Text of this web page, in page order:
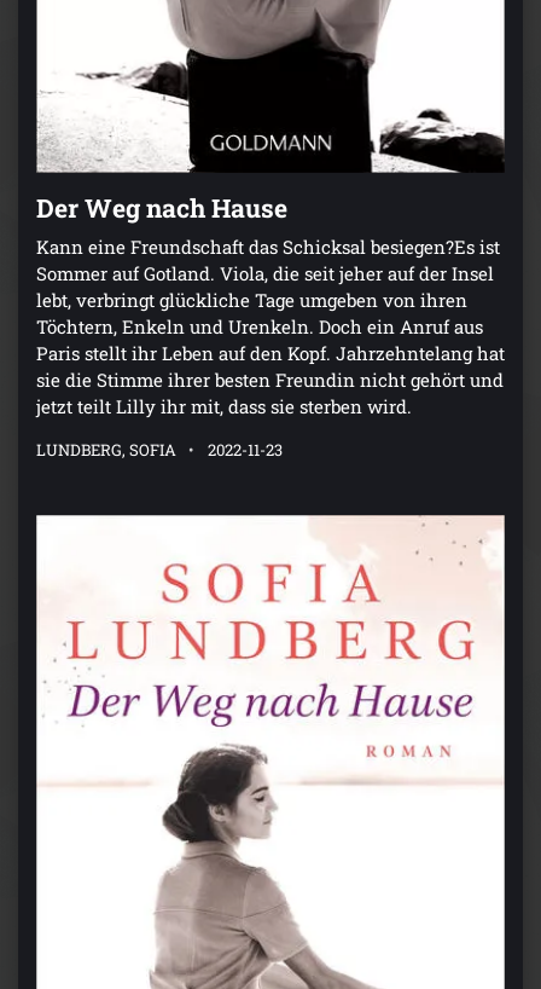
Der Weg nach Hause
Kann eine Freundschaft das Schicksal besiegen?Es ist
Sommer auf Gotland. Viola, die seit jeher auf der Insel
lebt, verbringt glückliche Tage umgeben von ihren
Töchtern, Enkeln und Urenkeln. Doch ein Anruf aus
Paris stellt ihr Leben auf den Kopf. Jahrzehntelang hat
sie die Stimme ihrer besten Freundin nicht gehört und
jetzt teilt Lilly ihr mit, dass sie sterben wird.
LUNDBERG, SOFIA 2022-11-23